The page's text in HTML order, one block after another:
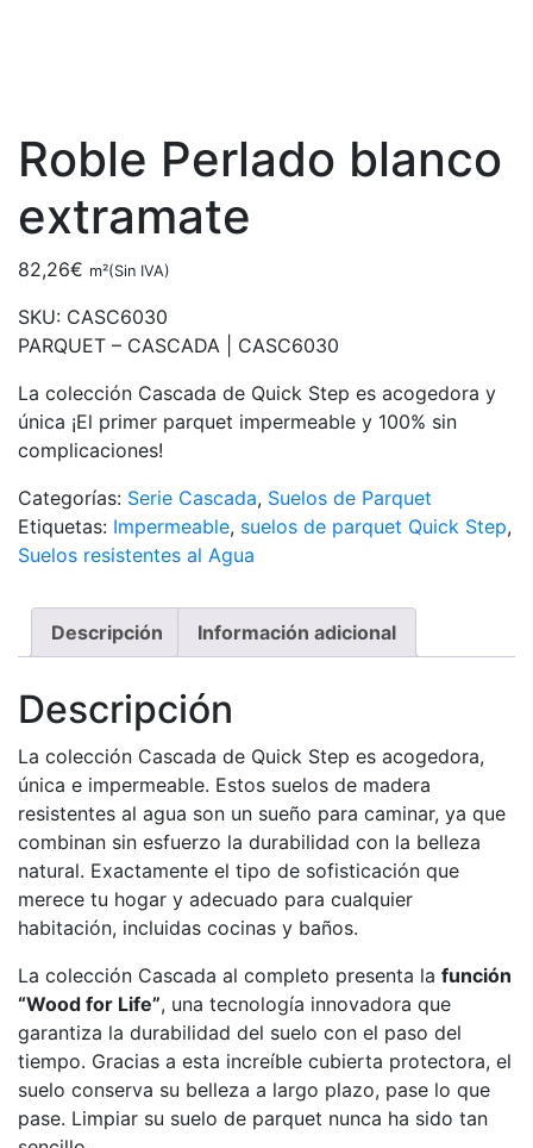
Roble Perlado blanco
extramate
82,26€ m²(Sin IVA)
SKU: CASC6030
PARQUET – CASCADA | CASC6030
La colección Cascada de Quick Step es acogedora y
única ¡El primer parquet impermeable y 100% sin
complicaciones!
Categorías: Serie Cascada, Suelos de Parquet
Etiquetas: Impermeable, suelos de parquet Quick Step,
Suelos resistentes al Agua
Descripción Información adicional
Descripción
La colección Cascada de Quick Step es acogedora,
única e impermeable. Estos suelos de madera
resistentes al agua son un sueño para caminar, ya que
combinan sin esfuerzo la durabilidad con la belleza
natural. Exactamente el tipo de sofisticación que
merece tu hogar y adecuado para cualquier
habitación, incluidas cocinas y baños.
La colección Cascada al completo presenta la función
“Wood for Life”, una tecnología innovadora que
garantiza la durabilidad del suelo con el paso del
tiempo. Gracias a esta increíble cubierta protectora, el
suelo conserva su belleza a largo plazo, pase lo que
pase. Limpiar su suelo de parquet nunca ha sido tan